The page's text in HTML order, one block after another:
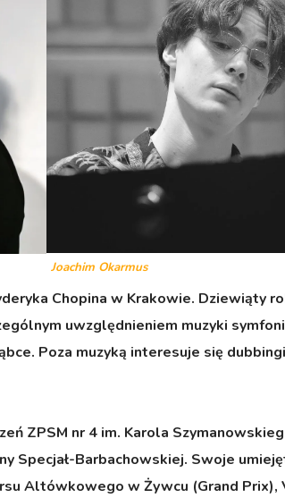
Joachim Okarmus
Chopina w Krakowie. Dziewiąty
uwzględnieniem muzyki
Poza muzyką interesuje się
ZPSM nr 4 im. Karola
Specjał-Barbachowskiej. Swoje
Altówkowego w Żywcu (Grand